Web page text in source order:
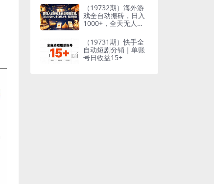
（19732期）海外游
戏全自动搬砖，日入
1000+，全天无人值
（19731期）快手全
自动短剧分销｜单账
号日收益15+